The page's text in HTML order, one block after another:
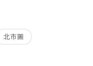
北市圖